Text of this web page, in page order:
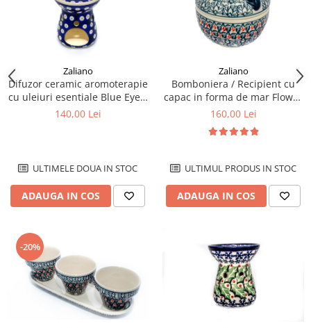
Zaliano
Difuzor ceramic aromoterapie
cu uleiuri esentiale Blue Eyes,
ceramica smaltuita, pictata
140,00 Lei
ULTIMELE DOUA IN STOC
ADAUGA IN COS
Zaliano
Bomboniera / Recipient cu
capac in forma de mar Flower
Bed, ceramica smaltuita,
160,00 Lei
ULTIMUL PRODUS IN STOC
ADAUGA IN COS
-20%